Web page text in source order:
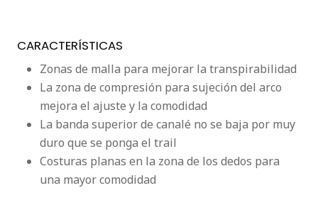
CARACTERÍSTICAS
Zonas de malla para mejorar la transpirabilidad
La zona de compresión para sujeción del arco
mejora el ajuste y la comodidad
La banda superior de canalé no se baja por muy
duro que se ponga el trail
Costuras planas en la zona de los dedos para
una mayor comodidad